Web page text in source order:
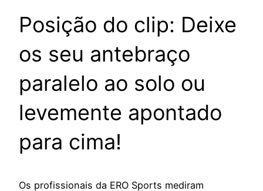
Posição do clip: Deixe
os seu antebraço
paralelo ao solo ou
levemente apontado
para cima!
Os profissionais da ERO Sports mediram